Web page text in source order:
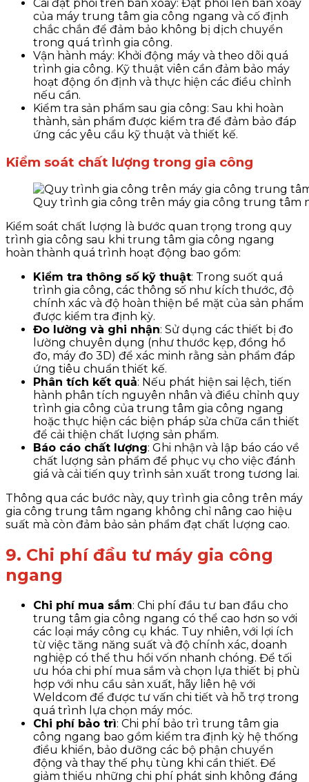
Cài đặt phôi trên bàn xoay: Đặt phôi lên bàn xoay
của máy trung tâm gia công ngang và cố định
chắc chắn để đảm bảo không bị dịch chuyển
trong quá trình gia công.
Vận hành máy: Khởi động máy và theo dõi quá
trình gia công. Kỹ thuật viên cần đảm bảo máy
hoạt động ổn định và thực hiện các điều chỉnh
nếu cần.
Kiểm tra sản phẩm sau gia công: Sau khi hoàn
thành, sản phẩm được kiểm tra để đảm bảo đáp
ứng các yêu cầu kỹ thuật và thiết kế.
Kiểm soát chất lượng trong gia công
Quy trình gia công trên máy gia công trung tâm
Kiểm soát chất lượng là bước quan trọng trong quy
trình gia công sau khi trung tâm gia công ngang
hoàn thành quá trình hoạt động bao gồm:
Kiểm tra thông số kỹ thuật: Trong suốt quá
trình gia công, các thông số như kích thước, độ
chính xác và độ hoàn thiện bề mặt của sản phẩm
được kiểm tra định kỳ.
Đo lường và ghi nhận: Sử dụng các thiết bị đo
lường chuyên dụng (như thước kẹp, đồng hồ
đo, máy đo 3D) để xác minh rằng sản phẩm đáp
ứng tiêu chuẩn thiết kế.
Phân tích kết quả: Nếu phát hiện sai lệch, tiến
hành phân tích nguyên nhân và điều chỉnh quy
trình gia công của trung tâm gia công ngang
hoặc thực hiện các biện pháp sửa chữa cần thiết
để cải thiện chất lượng sản phẩm.
Báo cáo chất lượng: Ghi nhận và lập báo cáo về
chất lượng sản phẩm để phục vụ cho việc đánh
giá và cải tiến quy trình sản xuất trong tương lai.
Thông qua các bước này, quy trình gia công trên máy
gia công trung tâm ngang không chỉ nâng cao hiệu
suất mà còn đảm bảo sản phẩm đạt chất lượng cao.
9. Chi phí đầu tư máy gia công
ngang
Chi phí mua sắm: Chi phí đầu tư ban đầu cho
trung tâm gia công ngang có thể cao hơn so với
các loại máy công cụ khác. Tuy nhiên, với lợi ích
từ việc tăng năng suất và độ chính xác, doanh
nghiệp có thể thu hồi vốn nhanh chóng. Để tối
ưu hóa chi phí mua sắm và chọn lựa thiết bị phù
hợp với nhu cầu sản xuất, hãy liên hệ với
Weldcom để được tư vấn chi tiết và hỗ trợ trong
quá trình lựa chọn máy móc.
Chi phí bảo trì: Chi phí bảo trì trung tâm gia
công ngang bao gồm kiểm tra định kỳ hệ thống
điều khiển, bảo dưỡng các bộ phận chuyển
động và thay thế phụ tùng khi cần thiết. Để
giảm thiểu những chi phí phát sinh không đáng